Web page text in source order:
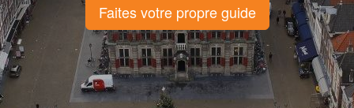
Faites votre propre guide